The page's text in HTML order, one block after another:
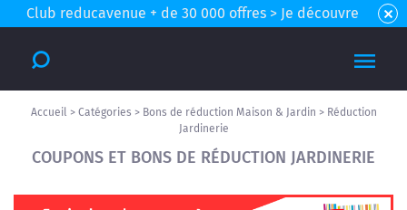
Club reducavenue + de 30 000 offres > Je découvre
Accueil > Catégories > Bons de réduction Maison & Jardin > Réduction
Jardinerie
COUPONS ET BONS DE RÉDUCTION JARDINERIE